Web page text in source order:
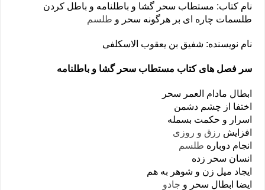
نام کتاب: مستطاب سحر گشا و باطلنامه و باطل کردن
طلسمات چاره ای بر هرگونه سحر و طلسم
نام نویسنده: شفیق بن یعقوب الاسکلفی
سر فصل های کتاب مستطاب سحر گشا و باطلنامه
ابطال مادام العمر سحر
اختفا از چشم دشمن
اسرار و حکمت بسمله
افزایش رزق و روزی
انجام دوباره طلسم
انسان سحر زده
ایجاد میل زن و شوهر به هم
ایضا ابطال سحر و جادو